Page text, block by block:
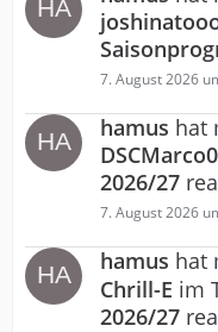
7. August 2026
hamus hat
2026/27
7. August 2026
hamus hat
Chrill-E im
2026/27